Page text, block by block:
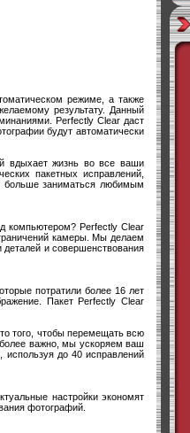
режиме, а также
результату. Данный
Perfectly Clear даст
будут автоматически
вдыхает жизнь во все ваши
пакетных исправлений,
больше заниматься любимым
компьютером? Perfectly Clear
камеры. Мы делаем
и совершенствования
потратили более 16 лет
Пакет Perfectly Clear
того, чтобы перемещать всю
важно, мы ускоряем ваш
используя до 40 исправлений
настройки экономят
фотографий.